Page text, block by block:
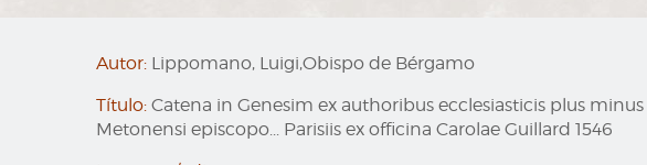
Autor: Lippomano, Luigi,Obispo de Bérgamo
Título: Catena in Genesim ex authoribus ecclesiasticis plus
Metonensi episcopo... Parisiis ex officina Carolae Guillard 1546